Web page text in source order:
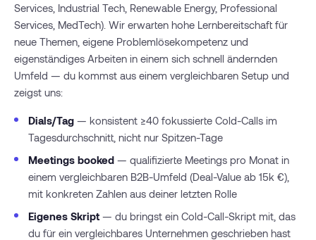
Services, Industrial Tech, Renewable Energy, Professional
Services, MedTech). Wir erwarten hohe Lernbereitschaft für
neue Themen, eigene Problemlösekompetenz und
eigenständiges Arbeiten in einem sich schnell ändernden
Umfeld — du kommst aus einem vergleichbaren Setup und
zeigst uns:
Dials/Tag — konsistent ≥40 fokussierte Cold-Calls im
Tagesdurchschnitt, nicht nur Spitzen-Tage
Meetings booked — qualifizierte Meetings pro Monat in
einem vergleichbaren B2B-Umfeld (Deal-Value ab 15k €),
mit konkreten Zahlen aus deiner letzten Rolle
Eigenes Skript — du bringst ein Cold-Call-Skript mit, das
du für ein vergleichbares Unternehmen geschrieben hast